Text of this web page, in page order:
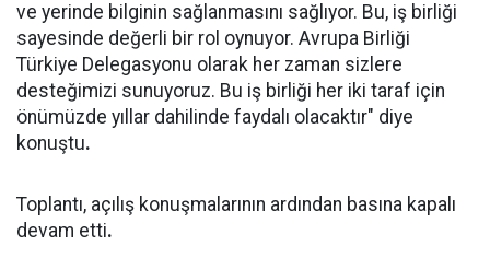
ve yerinde bilginin sağlanmasını sağlıyor. Bu, iş birliği
sayesinde değerli bir rol oynuyor. Avrupa Birliği
Türkiye Delegasyonu olarak her zaman sizlere
desteğimizi sunuyoruz. Bu iş birliği her iki taraf için
önümüzde yıllar dahilinde faydalı olacaktır" diye
konuştu.
Toplantı, açılış konuşmalarının ardından basına kapalı
devam etti.